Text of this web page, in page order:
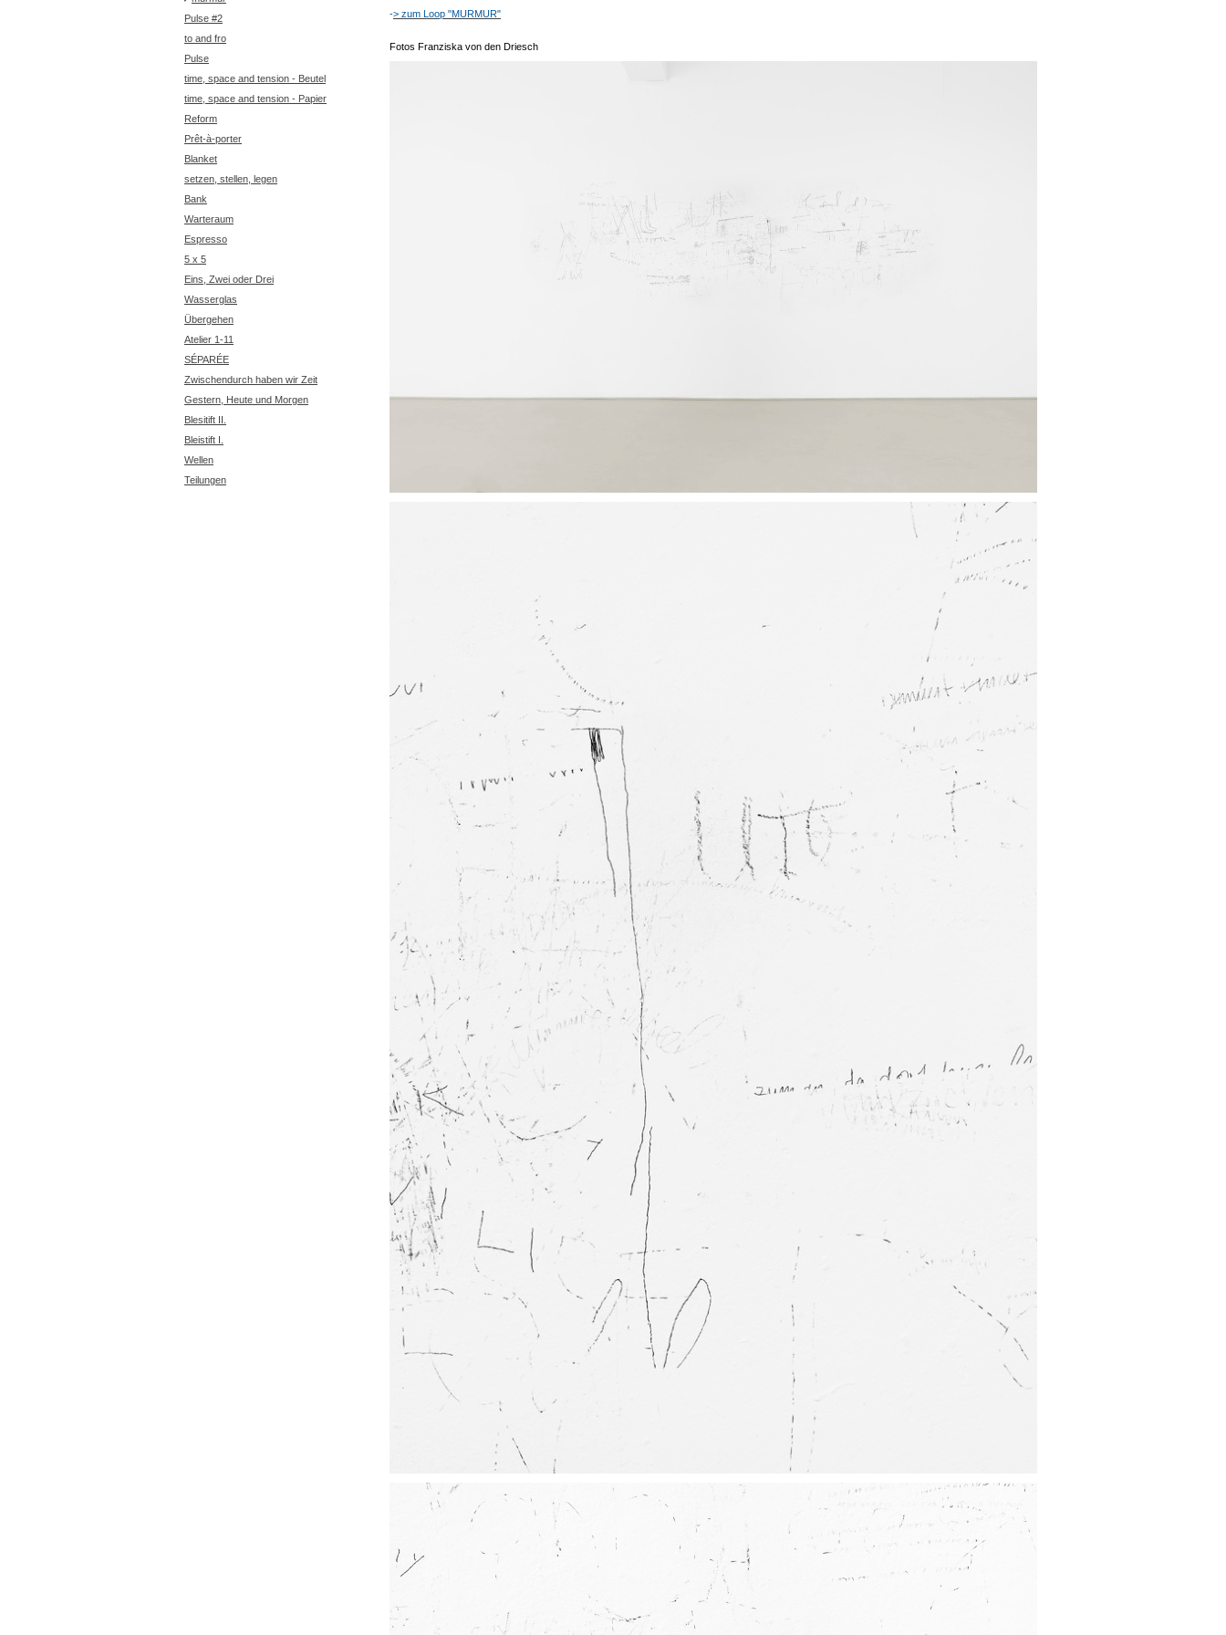
-> zum Loop "MURMUR"
Fotos Franziska von den Driesch
Pulse #2
to and fro
Pulse
time, space and tension - Beutel
time, space and tension - Papier
Reform
Prêt-à-porter
Blanket
setzen, stellen, legen
Bank
Warteraum
Espresso
5 x 5
Eins, Zwei oder Drei
Wasserglas
Übergehen
Atelier 1-11
SÉPARÉE
Zwischendurch haben wir Zeit
Gestern, Heute und Morgen
Blesitift II.
Bleistift I.
Wellen
Teilungen